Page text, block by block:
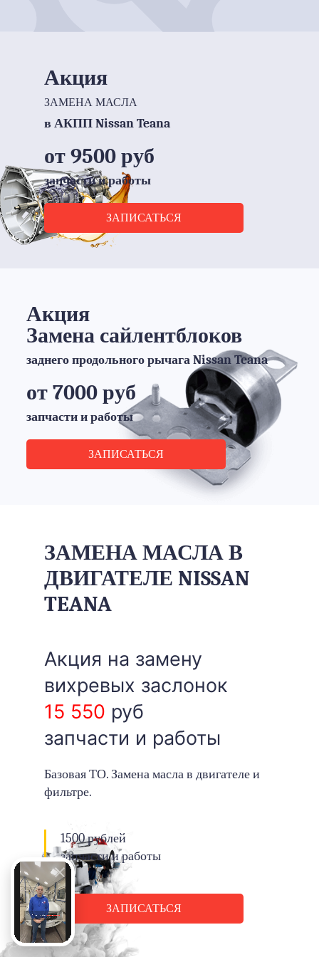
Акция
ЗАМЕНА МАСЛА
в АКПП Nissan Teana
от 9500 руб
запчасти и работы
ЗАПИСАТЬСЯ
Акция
Замена сайлентблоков
заднего продольного рычага Nissan Teana
от 7000 руб
запчасти и работы
ЗАПИСАТЬСЯ
ЗАМЕНА МАСЛА В
ДВИГАТЕЛЕ NISSAN
TEANA
Акция на замену
вихревых заслонок
15 550 руб
запчасти и работы
Базовая ТО. Замена масла в двигателе и
фильтре.
1500 рублей
запчасти и работы
ЗАПИСАТЬСЯ